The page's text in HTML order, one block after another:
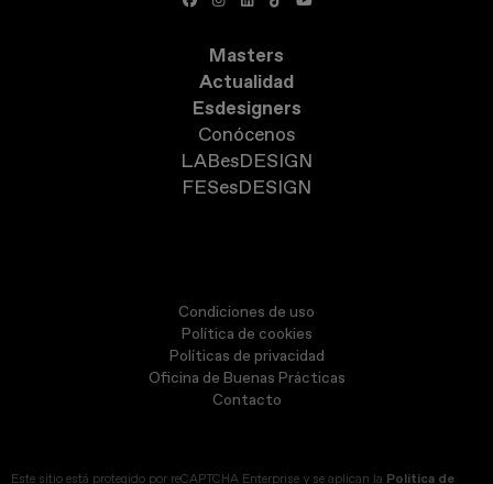
Masters
Actualidad
Esdesigners
Conócenos
LABesDESIGN
FESesDESIGN
Condiciones de uso
Política de cookies
Políticas de privacidad
Oficina de Buenas Prácticas
Contacto
Este sitio está protegido por reCAPTCHA Enterprise y se aplican la Política de